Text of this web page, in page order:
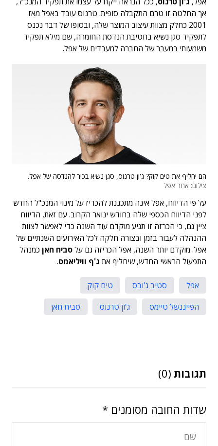
אך החלטה זו טרם התקבלה סופית. טרנוס עובד באפל מאז
2001 כחלק מצוות עיצוב המוצר שלה, ובסופו של דבר נכנס
לתפקיד סגן נשיא בחטיבת הנדסת החומרה, שם מילא תפקיד
משמעותי במעבר של החברה למעבדים של אפל.
הם יחליף את טים קוק? ג'ון טרנוס, סגן נשיא בכיר להנדסה של אפל.
צילום: אתר אפל
על פי הדיווח, אפל אינה מתכננת להכריז על מינוי המנכ"ל החדש
לפני הדיווח הכספי שלה בחודש ינואר הקרוב. עם זאת, הדיווח
ציין גם, כי הכרזה זו תגיע מוקדם עוד השנה כדי לאפשר לצוות
ההנהלה לעבור בזמן ובצורה חלקה לכל האירועים השנתיים של
אפל. מוקדם יותר השנה, אפל הכריזה גם עלסביח חאן כמנהל
התפעול הראשי החדש, שיחליף את ג'ף וויליאמס.
אפל סטיב ג'ובס
טים קוק
הפייננשל טיימס
ג'ון טרנוס סביח חאן
תגובות (0)
שדות החובה מסומנים *